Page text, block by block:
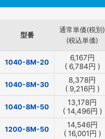
型番
通常単価(税別)
(税込単価)
1040-8M-20 6,167円
( 6,784円 )
1040-8M-30 8,378円
( 9,216円 )
1040-8M-50 13,178円
( 14,496円 )
1200-8M-50 14,546円
( 16,001円 )